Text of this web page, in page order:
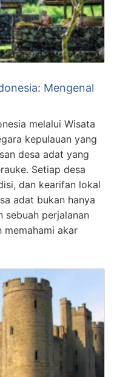
Mengenal
melalui Wisata
kepulauan yang
desa adat yang
Setiap desa
dan kearifan lokal
adat bukan hanya
sebuah perjalanan
akar